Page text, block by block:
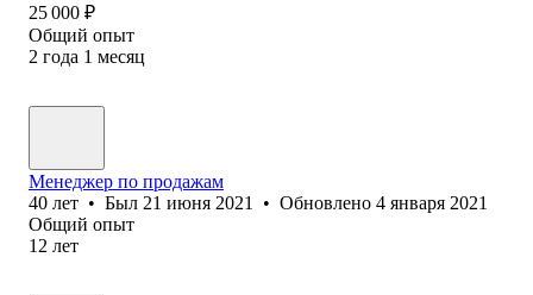
25 000 ₽
Общий опыт
2 года 1 месяц
Менеджер по продажам
40 лет • Был 21 июня 2021 • Обновлено 4 января 2021
Общий опыт
12 лет